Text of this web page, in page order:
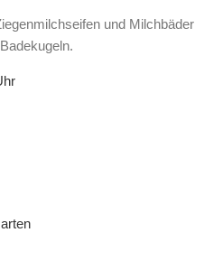
und Milchbäder